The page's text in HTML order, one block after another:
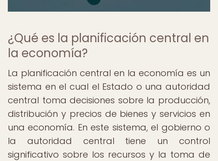
¿Qué es la planificación central en
la economía?
La planificación central en la economía es un
sistema en el cual el Estado o una autoridad
central toma decisiones sobre la producción,
distribución y precios de bienes y servicios en
una economía. En este sistema, el gobierno o
la autoridad central tiene un control
significativo sobre los recursos y la toma de